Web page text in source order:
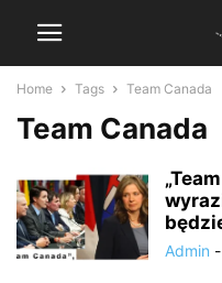
Home Tags Team Canada
Team Canada
Admin -